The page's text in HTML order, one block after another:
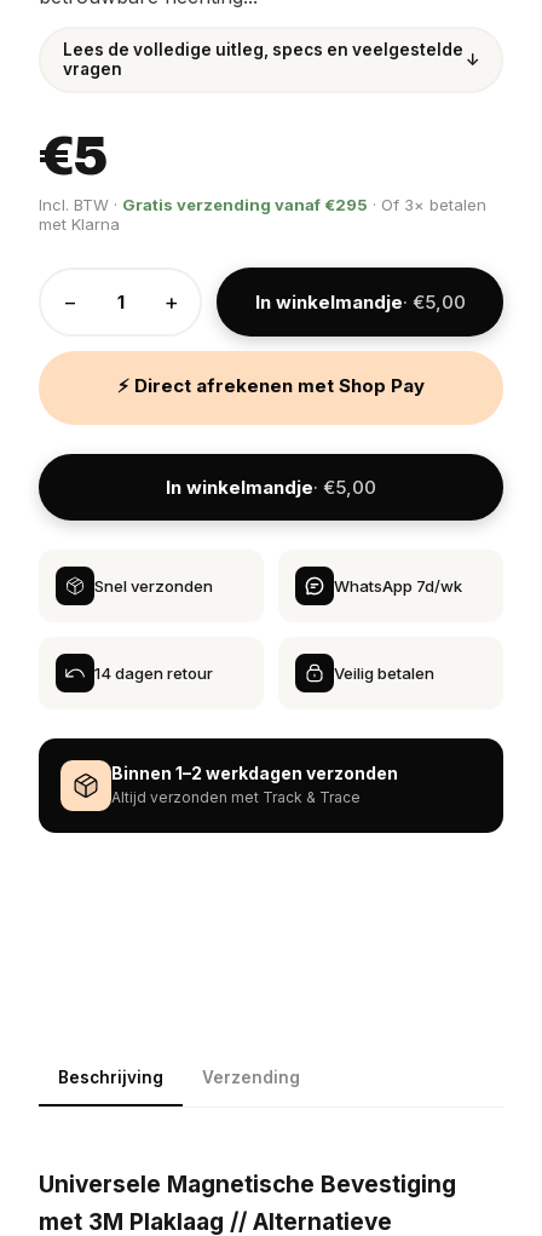
Lees de volledige uitleg, specs en veelgestelde
vragen
↓
€5
Incl. BTW · Gratis verzending vanaf €295 · Of 3× betalen
met Klarna
− + In winkelmandje· €5,00
⚡ Direct afrekenen met Shop Pay
In winkelmandje· €5,00
Snel verzonden WhatsApp 7d/wk
14 dagen retour Veilig betalen
Binnen 1–2 werkdagen verzonden
Altijd verzonden met Track & Trace
Beschrijving Verzending
Universele Magnetische Bevestiging
met 3M Plaklaag // Alternatieve